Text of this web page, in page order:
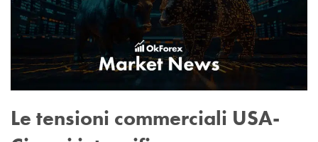
Le tensioni commerciali USA-